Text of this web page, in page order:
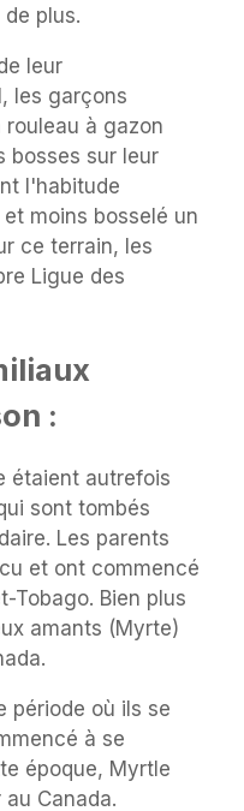
plus.
leur
les garçons
à gazon
bosses sur leur
l'habitude
moins bosselé un
ce terrain, les
Ligue des
:
étaient autrefois
sont tombés
Les parents
et ont commencé
Tobago. Bien plus
amants (Myrte)
période où ils se
à se
époque, Myrtle
Canada.